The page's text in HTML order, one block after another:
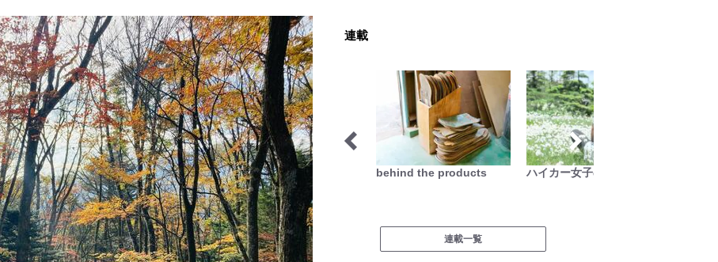
連載
あなたの知らない高所登山
の世界
料理と道具とアウトドア behind the products ハイカー女子の一杯
連載一覧